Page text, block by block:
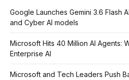
Google Launches Gemini 3.6 Flash
and Cyber AI models
Microsoft Hits 40 Million AI Agents:
Enterprise AI
Microsoft and Tech Leaders Push